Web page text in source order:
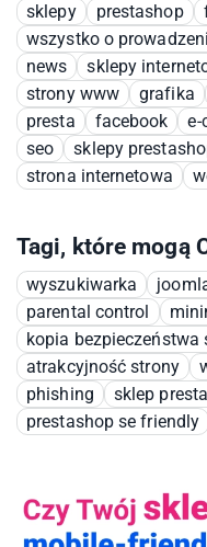
sklepy prestashop
wszystko o
news
sklepy
strony www
grafika
presta
facebook e-
seo
sklepy
strona internetowa
Tagi, które mogą
wyszukiwarka
parental control
kopia bezpieczeństwa
atrakcyjność strony
phishing
sklep presta
prestashop se friendly